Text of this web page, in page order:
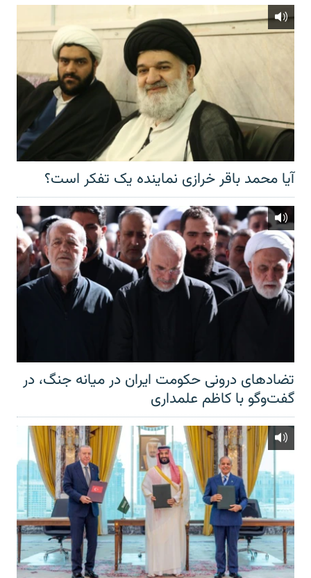
آیا محمد باقر خرازی نماینده یک تفکر است؟
تضادهای درونی حکومت ایران در میانه جنگ، در
گفت‌‌وگو با کاظم علمداری